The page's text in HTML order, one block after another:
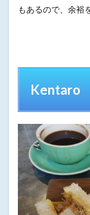
もあるので、余裕
Kentaro